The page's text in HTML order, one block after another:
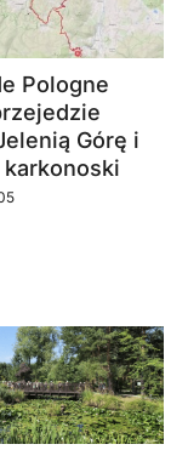
Pologne
Górę i